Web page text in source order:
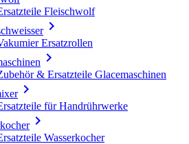
Fleischwolf

Ersatzrollen

& Ersatzteile Glacemaschinen

für Handrührwerke

Wasserkocher